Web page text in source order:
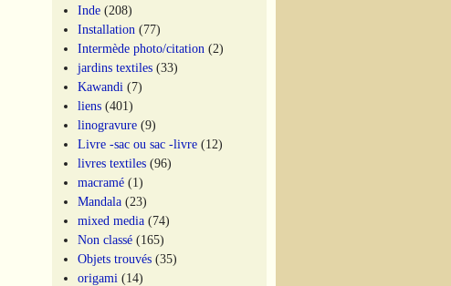
Inde (208)
Installation (77)
Intermède photo/citation (2)
jardins textiles (33)
Kawandi (7)
liens (401)
linogravure (9)
Livre -sac ou sac -livre (12)
livres textiles (96)
macramé (1)
Mandala (23)
mixed media (74)
Non classé (165)
Objets trouvés (35)
origami (14)